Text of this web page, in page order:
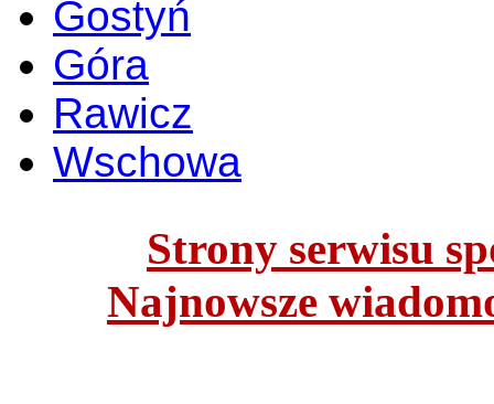
Gostyń
Góra
Rawicz
Wschowa
Strony serwisu
Najnowsze